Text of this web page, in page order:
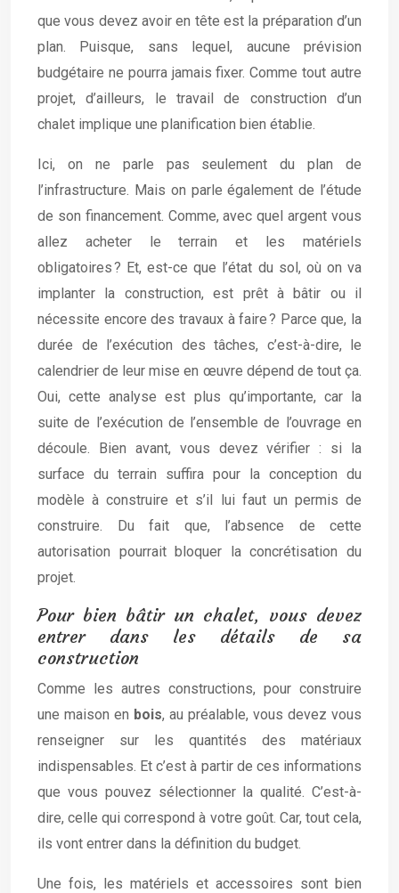
que vous devez avoir en tête est la préparation d’un
plan. Puisque, sans lequel, aucune prévision
budgétaire ne pourra jamais fixer. Comme tout autre
projet, d’ailleurs, le travail de construction d’un
chalet implique une planification bien établie.
Ici, on ne parle pas seulement du plan de
l’infrastructure. Mais on parle également de l’étude
de son financement. Comme, avec quel argent vous
allez acheter le terrain et les matériels
obligatoires ? Et, est-ce que l’état du sol, où on va
implanter la construction, est prêt à bâtir ou il
nécessite encore des travaux à faire ? Parce que, la
durée de l’exécution des tâches, c’est-à-dire, le
calendrier de leur mise en œuvre dépend de tout ça.
Oui, cette analyse est plus qu’importante, car la
suite de l’exécution de l’ensemble de l’ouvrage en
découle. Bien avant, vous devez vérifier : si la
surface du terrain suffira pour la conception du
modèle à construire et s’il lui faut un permis de
construire. Du fait que, l’absence de cette
autorisation pourrait bloquer la concrétisation du
projet.
Pour bien bâtir un chalet, vous devez
entrer dans les détails de sa
construction
Comme les autres constructions, pour construire
une maison en bois, au préalable, vous devez vous
renseigner sur les quantités des matériaux
indispensables. Et c’est à partir de ces informations
que vous pouvez sélectionner la qualité. C’est-à-
dire, celle qui correspond à votre goût. Car, tout cela,
ils vont entrer dans la définition du budget.
Une fois, les matériels et accessoires sont bien